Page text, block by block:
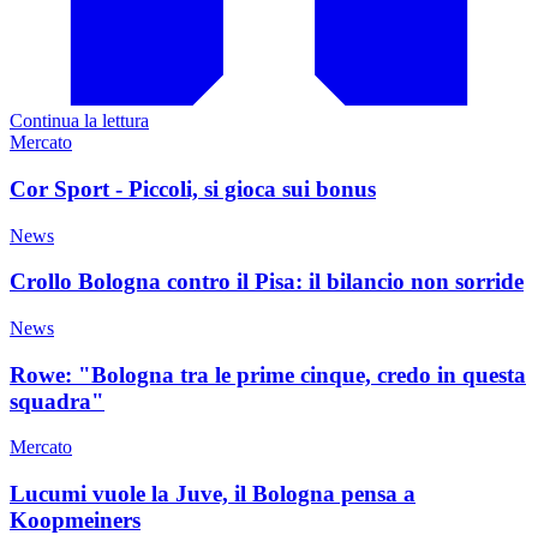
Continua la lettura
Mercato
Cor Sport - Piccoli, si gioca sui bonus
News
Crollo Bologna contro il Pisa: il bilancio non sorride
News
Rowe: "Bologna tra le prime cinque, credo in questa
squadra"
Mercato
Lucumi vuole la Juve, il Bologna pensa a
Koopmeiners